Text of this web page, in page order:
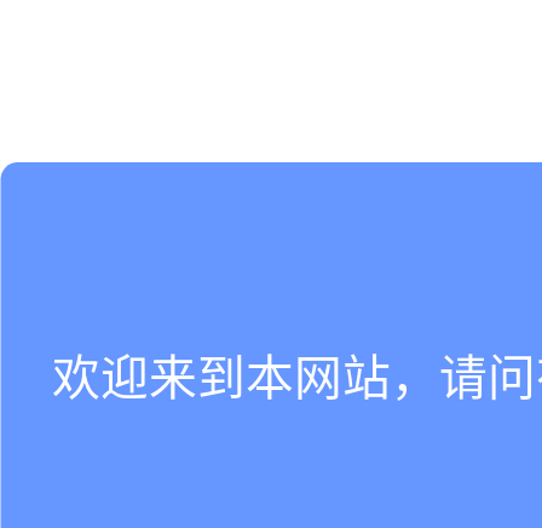
欢迎来到本网站，请